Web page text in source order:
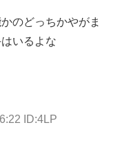
のどっちかやがま
いるよな
ID:4LP